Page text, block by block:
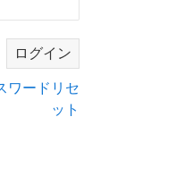
ワードリセ
ット